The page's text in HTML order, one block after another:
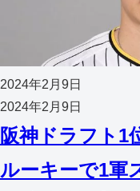
2024年2月9日
2024年2月9日
阪神ドラフト1
ルーキーで1軍